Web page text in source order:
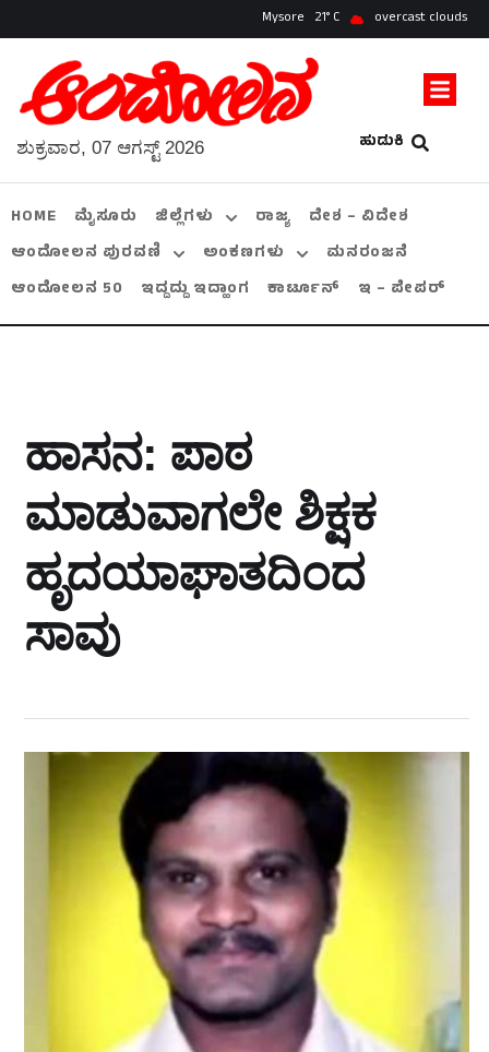
Mysore 21 overcast clouds
ಹುಡುಕಿ
ಶುಕ್ರವಾರ, 07 ಆಗಸ್ಟ್ 2026
HOME ಮೈಸೂರು ಜಿಲ್ಲೆಗಳು ರಾಜ್ಯ
ದೇಶ – ವಿದೇಶ
ಆಂದೋಲನ ಪುರವಣಿ
ಅಂಕಣಗಳು
ಮನರಂಜನೆ
ಆಂದೋಲನ 50
ಇದ್ದದ್ದು ಇದ್ಹಾಂಗ ಕಾರ್ಟೂನ್ ಇ – ಪೇಪರ್
ಹಾಸನ: ಪಾಠ
ಮಾಡುವಾಗಲೇ ಶಿಕ್ಷಕ
ಹೃದಯಾಘಾತದಿಂದ
ಸಾವು